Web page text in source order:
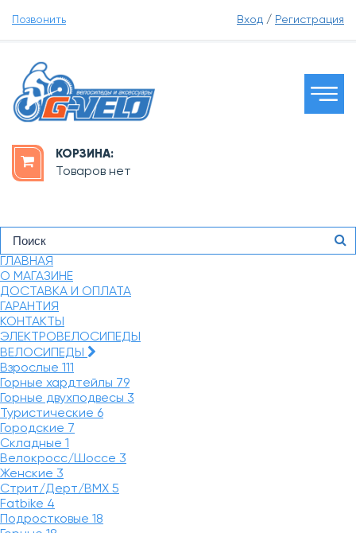
Позвонить Вход / Регистрация
КОРЗИНА:
Товаров нет
ГЛАВНАЯ
О МАГАЗИНЕ
ДОСТАВКА И ОПЛАТА
ГАРАНТИЯ
КОНТАКТЫ
ЭЛЕКТРОВЕЛОСИПЕДЫ
ВЕЛОСИПЕДЫ
Взрослые 111
Горные хардтейлы 79
Горные двухподвесы 3
Туристические 6
Городские 7
Складные 1
Велокросс/Шоссе 3
Женские 3
Стрит/Дерт/BMX 5
Fatbike 4
Подростковые 18